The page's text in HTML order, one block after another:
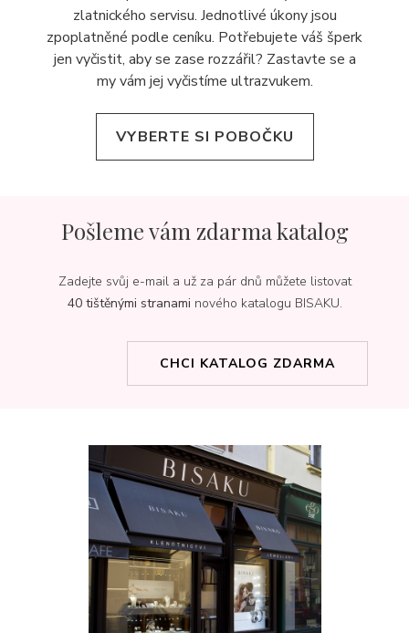
zlatnického servisu. Jednotlivé úkony jsou
zpoplatněné podle ceníku. Potřebujete váš šperk
jen vyčistit, aby se zase rozzářil? Zastavte se a
my vám jej vyčistíme ultrazvukem.
VYBERTE SI POBOČKU
Pošleme vám zdarma katalog
Zadejte svůj e-mail a už za pár dnů můžete listovat
40 tištěnými stranami nového katalogu BISAKU.
CHCI KATALOG ZDARMA